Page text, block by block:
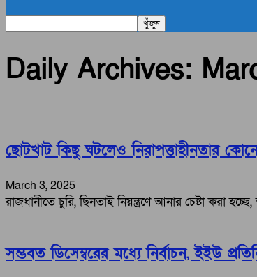
Daily Archives:
ছোটখাট কিছু ঘটলেও নিরাপত্তাহীনতার
March 3, 2025
রাজধানীতে চুরি, ছিনতাই নিয়ন্ত্রণে আনার চেষ্টা করা
সম্ভবত ডিসেম্বরের মধ্যে নির্বাচন, ইইউ